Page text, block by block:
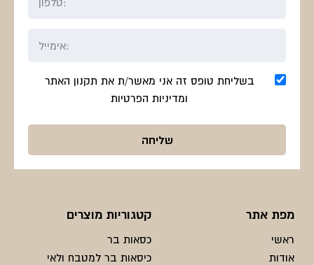
מפת אתר
ראשי
אודות
קטגוריות מוצרים
כסאות בר
כיסאות בר למטבח ולאי
בשליחת טופס זה אני מאשר/ת את תקנון האתר
ומדיניות הפרטיות